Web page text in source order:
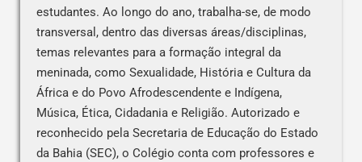
estudantes. Ao longo do ano, trabalha-se, de modo
transversal, dentro das diversas áreas/disciplinas,
temas relevantes para a formação integral da
meninada, como Sexualidade, História e Cultura da
África e do Povo Afrodescendente e Indígena,
Música, Ética, Cidadania e Religião. Autorizado e
reconhecido pela Secretaria de Educação do Estado
da Bahia (SEC), o Colégio conta com professores e